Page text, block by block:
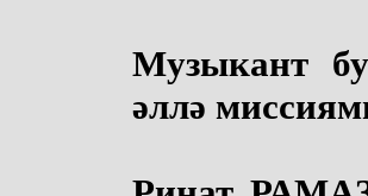
Музыкант
әллә